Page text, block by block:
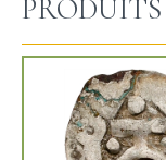
PRODUITS